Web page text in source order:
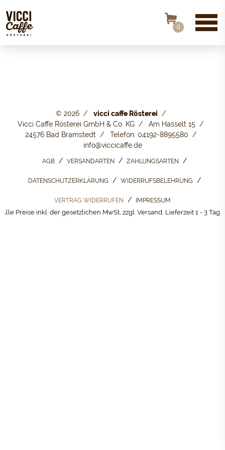
0
© 2026
vicci caffe Rösterei
Vicci Caffe Rösterei GmbH & Co. KG
Am Hasselt 15
24576 Bad Bramstedt
Telefon: 04192-8895580
info@viccicaffe.de
AGB VERSANDARTEN ZAHLUNGSARTEN
DATENSCHUTZERKLÄRUNG WIDERRUFSBELEHRUNG
VERTRAG WIDERRUFEN IMPRESSUM
Alle Preise inkl. der gesetzlichen MwSt, zzgl. Versand, Lieferzeit 1 - 3 Tage